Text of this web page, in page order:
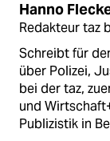
Hanno
Redakteur taz
Schreibt für
über Polizei,
bei der taz,
und
Publizistik in